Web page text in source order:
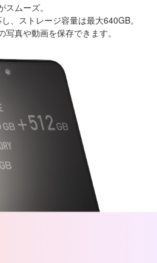
ムーズ。
、ストレージ容量は最大640GB。
真や動画を保存できます。